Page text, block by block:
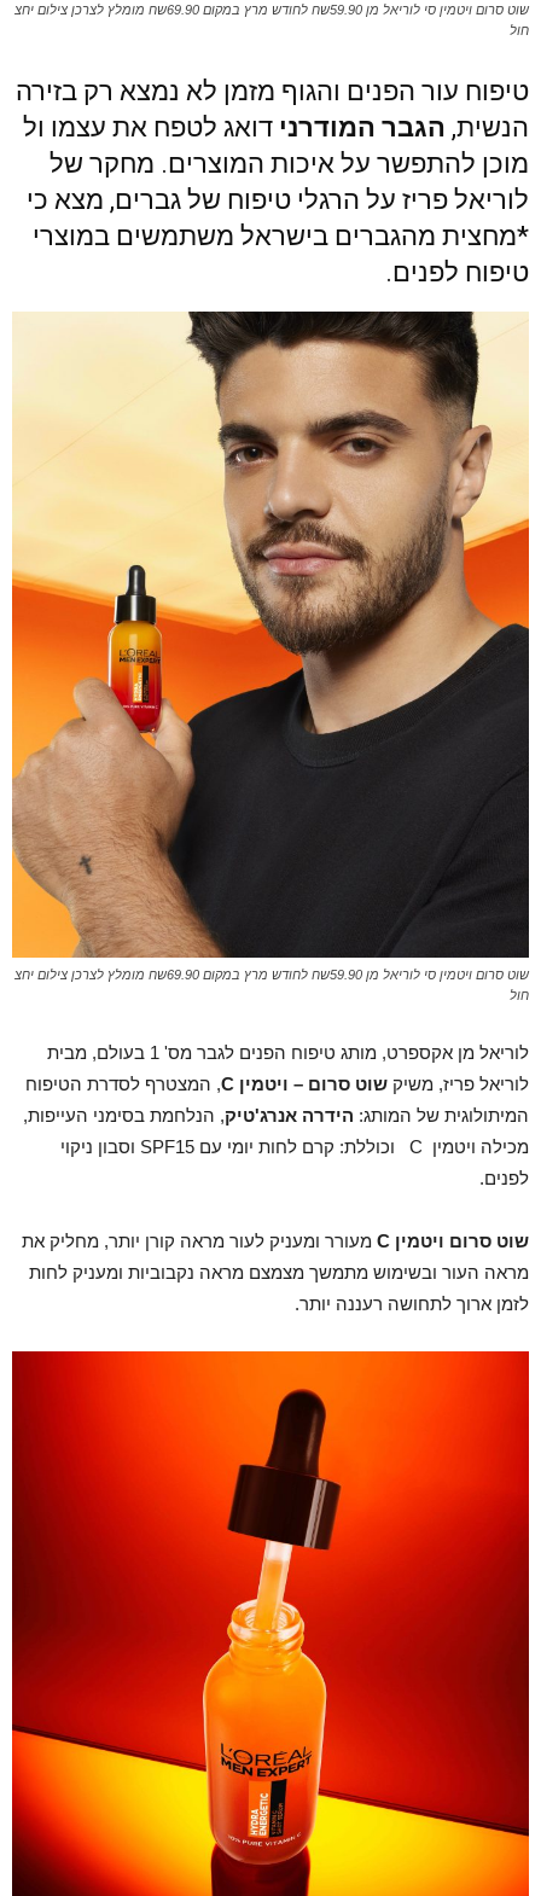
שוט סרום ויטמין סי לוריאל מן 59.90שח לחודש מרץ במקום 69.90שח מומלץ לצרכן צילום יחצ
חול
טיפוח עור הפנים והגוף מזמן לא נמצא רק בזירה
הנשית, הגבר המודרני דואג לטפח את עצמו ול
מוכן להתפשר על איכות המוצרים. מחקר של
לוריאל פריז על הרגלי טיפוח של גברים, מצא כי
*מחצית מהגברים בישראל משתמשים במוצרי
טיפוח לפנים.
שוט סרום ויטמין סי לוריאל מן 59.90שח לחודש מרץ במקום 69.90שח מומלץ לצרכן צילום יחצ
חול
לוריאל מן אקספרט, מותג טיפוח הפנים לגבר מס' 1 בעולם, מבית
לוריאל פריז, משיק שוט סרום – ויטמין C, המצטרף לסדרת הטיפוח
המיתולוגית של המותג: הידרה אנרג'טיק, הנלחמת בסימני העייפות,
מכילה ויטמין C וכוללת: קרם לחות יומי עם SPF15 וסבון ניקוי
לפנים.
שוט סרום ויטמין C מעורר ומעניק לעור מראה קורן יותר, מחליק את
מראה העור ובשימוש מתמשך מצמצם מראה נקבוביות ומעניק לחות
לזמן ארוך לתחושה רעננה יותר.